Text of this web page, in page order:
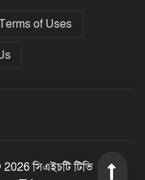
মিনারে জুতা পায়ে
of Uses
সিএইচটি টিভি